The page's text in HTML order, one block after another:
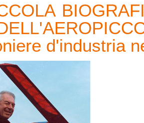
d'industria